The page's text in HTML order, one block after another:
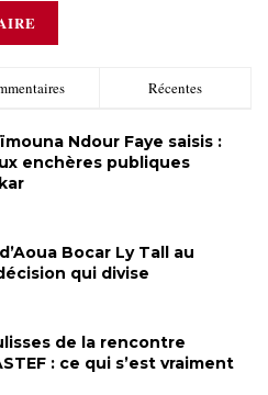
Récentes
Ndour Faye saisis :
enchères publiques
Bocar Ly Tall au
qui divise
de la rencontre
: ce qui s’est vraiment